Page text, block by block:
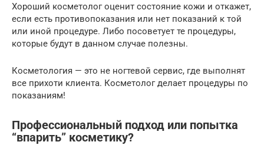
Хороший косметолог оценит состояние кожи и откажет,
если есть противопоказания или нет показаний к той
или иной процедуре. Либо посоветует те процедуры,
которые будут в данном случае полезны.
Косметология — это не ногтевой сервис, где выполнят
все прихоти клиента. Косметолог делает процедуры по
показаниям!
Профессиональный подход или попытка
“впарить” косметику?